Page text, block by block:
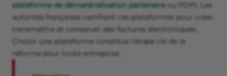
plateforme de dématérialisation partenaire ou PDP). Les
autorités françaises certifient ces plateformes pour créer,
transmettre et conserver des factures électroniques.
Choisir une plateforme constitue l'étape clé de la
réforme pour toute entreprise.